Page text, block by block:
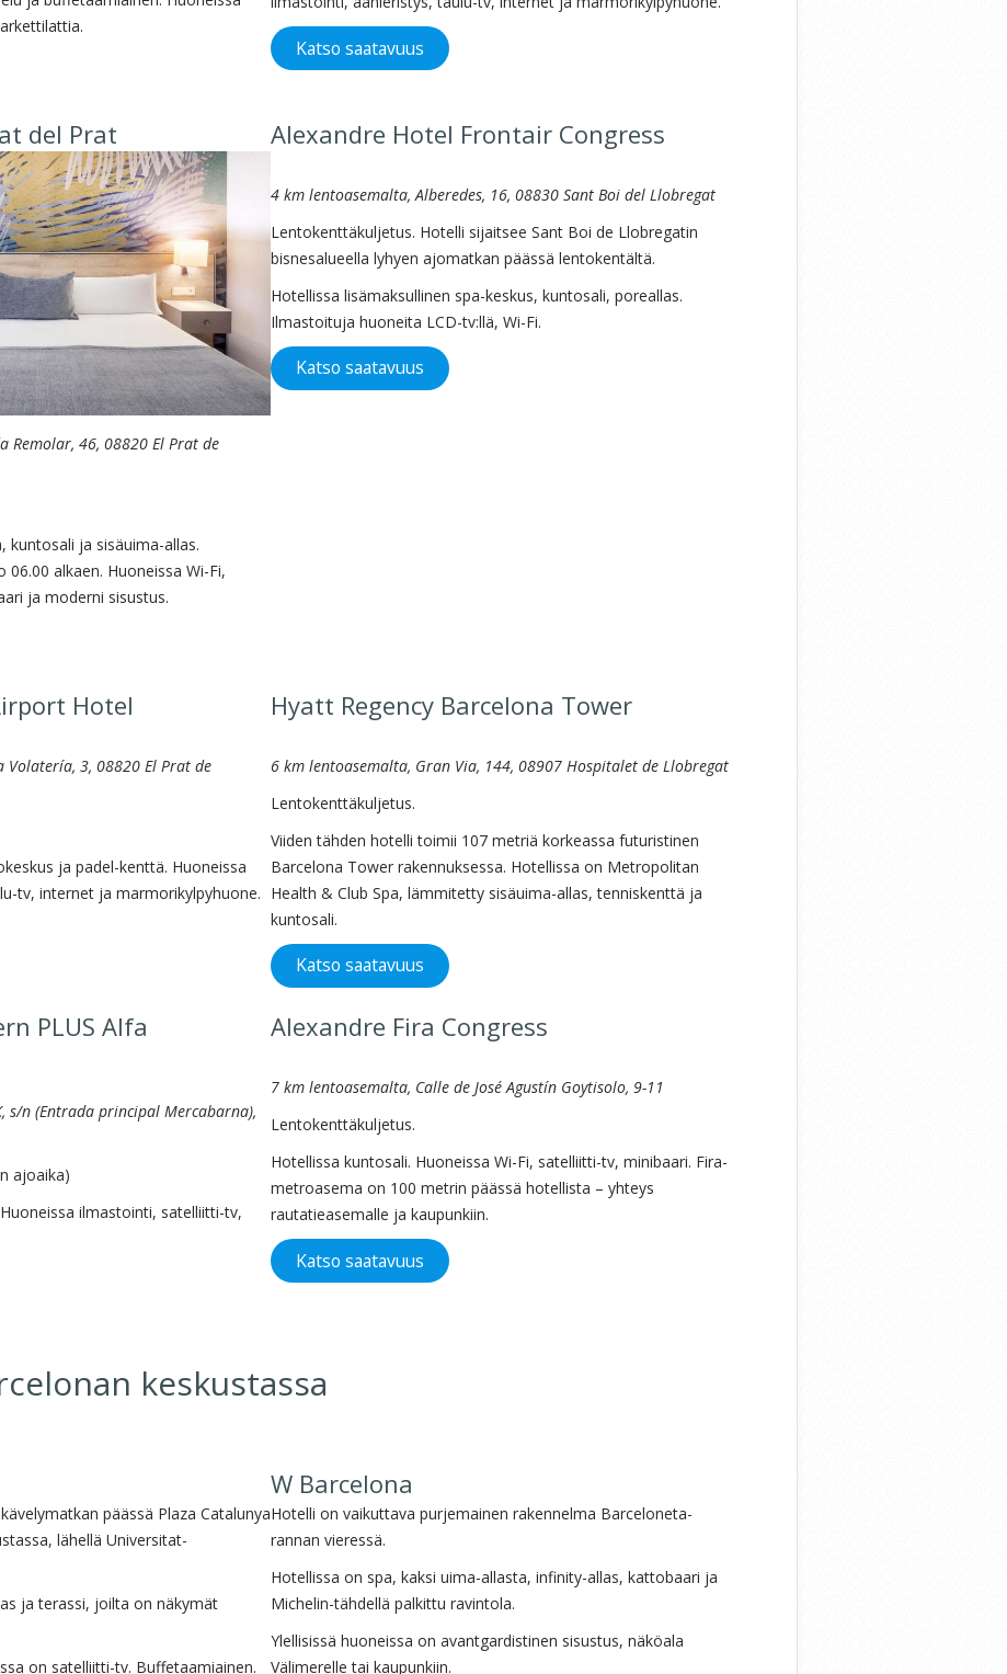
Katso saatavuus
del Prat
Remolar, 46, 08820 El Prat de
kuntosali ja sisäuima-allas.
alkaen. Huoneissa Wi-Fi,
ja moderni sisustus.
Alexandre Hotel Frontair Congress
4 km lentoasemalta, Alberedes, 16, 08830 Sant Boi del Llobregat
Lentokenttäkuljetus. Hotelli sijaitsee Sant Boi de Llobregatin
bisnesalueella lyhyen ajomatkan päässä lentokentältä.
Hotellissa lisämaksullinen spa-keskus, kuntosali, poreallas.
Ilmastoituja huoneita LCD-tv:llä, Wi-Fi.
Katso saatavuus
Hotel
Volatería, 3, 08820 El Prat de
ja padel-kenttä. Huoneissa
tv, internet ja marmorikylpyhuone.
Hyatt Regency Barcelona Tower
6 km lentoasemalta, Gran Via, 144, 08907 Hospitalet de Llobregat
Lentokenttäkuljetus.
Viiden tähden hotelli toimii 107 metriä korkeassa futuristinen
Barcelona Tower rakennuksessa. Hotellissa on Metropolitan
Health & Club Spa, lämmitetty sisäuima-allas, tenniskenttä ja
kuntosali.
Katso saatavuus
PLUS Alfa
s/n (Entrada principal Mercabarna),
ajoaika)
ilmastointi, satelliitti-tv,
Alexandre Fira Congress
7 km lentoasemalta, Calle de José Agustín Goytisolo, 9-11
Lentokenttäkuljetus.
Hotellissa kuntosali. Huoneissa Wi-Fi, satelliitti-tv, minibaari. Fira-
metroasema on 100 metrin päässä hotellista – yhteys
rautatieasemalle ja kaupunkiin.
Katso saatavuus
keskustassa
päässä Plaza Catalunya
lähellä Universitat-
ja terassi, joilta on näkymät
on satelliitti-tv. Buffetaamiainen.
W Barcelona
Hotelli on vaikuttava purjemainen rakennelma Barceloneta-
rannan vieressä.
Hotellissa on spa, kaksi uima-allasta, infinity-allas, kattobaari ja
Michelin-tähdellä palkittu ravintola.
Ylellisissä huoneissa on avantgardistinen sisustus, näköala
Välimerelle tai kaupunkiin.